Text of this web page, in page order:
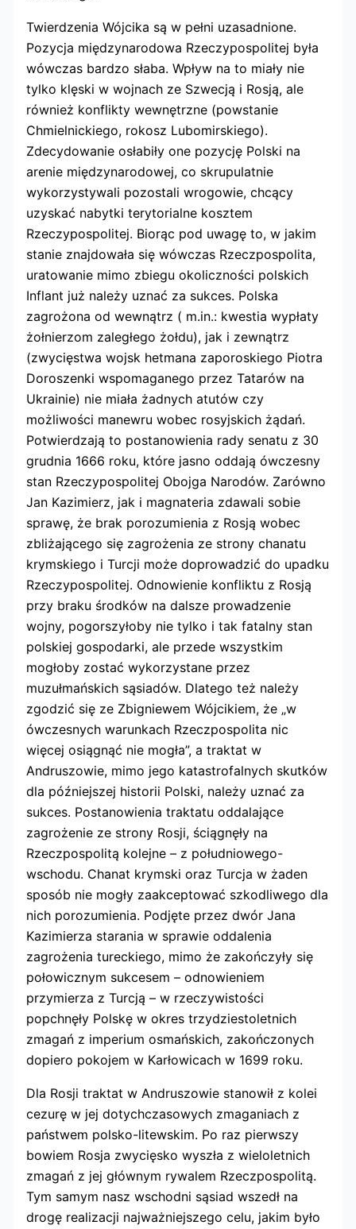
Twierdzenia Wójcika są w pełni uzasadnione.
Pozycja międzynarodowa Rzeczypospolitej była
wówczas bardzo słaba. Wpływ na to miały nie
tylko klęski w wojnach ze Szwecją i Rosją, ale
również konflikty wewnętrzne (powstanie
Chmielnickiego, rokosz Lubomirskiego).
Zdecydowanie osłabiły one pozycję Polski na
arenie międzynarodowej, co skrupulatnie
wykorzystywali pozostali wrogowie, chcący
uzyskać nabytki terytorialne kosztem
Rzeczypospolitej. Biorąc pod uwagę to, w jakim
stanie znajdowała się wówczas Rzeczpospolita,
uratowanie mimo zbiegu okoliczności polskich
Inflant już należy uznać za sukces. Polska
zagrożona od wewnątrz ( m.in.: kwestia wypłaty
żołnierzom zaległego żołdu), jak i zewnątrz
(zwycięstwa wojsk hetmana zaporoskiego Piotra
Doroszenki wspomaganego przez Tatarów na
Ukrainie) nie miała żadnych atutów czy
możliwości manewru wobec rosyjskich żądań.
Potwierdzają to postanowienia rady senatu z 30
grudnia 1666 roku, które jasno oddają ówczesny
stan Rzeczypospolitej Obojga Narodów. Zarówno
Jan Kazimierz, jak i magnateria zdawali sobie
sprawę, że brak porozumienia z Rosją wobec
zbliżającego się zagrożenia ze strony chanatu
krymskiego i Turcji może doprowadzić do upadku
Rzeczypospolitej. Odnowienie konfliktu z Rosją
przy braku środków na dalsze prowadzenie
wojny, pogorszyłoby nie tylko i tak fatalny stan
polskiej gospodarki, ale przede wszystkim
mogłoby zostać wykorzystane przez
muzułmańskich sąsiadów. Dlatego też należy
zgodzić się ze Zbigniewem Wójcikiem, że „w
ówczesnych warunkach Rzeczpospolita nic
więcej osiągnąć nie mogła”, a traktat w
Andruszowie, mimo jego katastrofalnych skutków
dla późniejszej historii Polski, należy uznać za
sukces. Postanowienia traktatu oddalające
zagrożenie ze strony Rosji, ściągnęły na
Rzeczpospolitą kolejne – z południowego-
wschodu. Chanat krymski oraz Turcja w żaden
sposób nie mogły zaakceptować szkodliwego dla
nich porozumienia. Podjęte przez dwór Jana
Kazimierza starania w sprawie oddalenia
zagrożenia tureckiego, mimo że zakończyły się
połowicznym sukcesem – odnowieniem
przymierza z Turcją – w rzeczywistości
popchnęły Polskę w okres trzydziestoletnich
zmagań z imperium osmańskich, zakończonych
dopiero pokojem w Karłowicach w 1699 roku.
Dla Rosji traktat w Andruszowie stanowił z kolei
cezurę w jej dotychczasowych zmaganiach z
państwem polsko-litewskim. Po raz pierwszy
bowiem Rosja zwycięsko wyszła z wieloletnich
zmagań z jej głównym rywalem Rzeczpospolitą.
Tym samym nasz wschodni sąsiad wszedł na
drogę realizacji najważniejszego celu, jakim było